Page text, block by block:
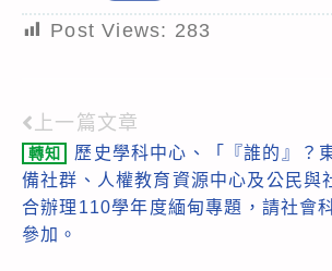
Post Views: 283
Read
more
articles
上一篇文章
轉知
歷史學科中心、「『誰的』？
備社群、人權教育資源中心及公民與
合辦理110學年度緬甸專題，請社會
參加。